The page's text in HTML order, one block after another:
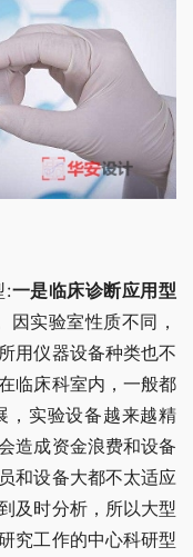
:一是临床诊断应用型
因实验室性质不同，
用仪器设备种类也不
临床科室内，一般都
，实验设备越来越精
造成资金浪费和设备
和设备大都不太适应
及时分析，所以大型
究工作的中心科研型